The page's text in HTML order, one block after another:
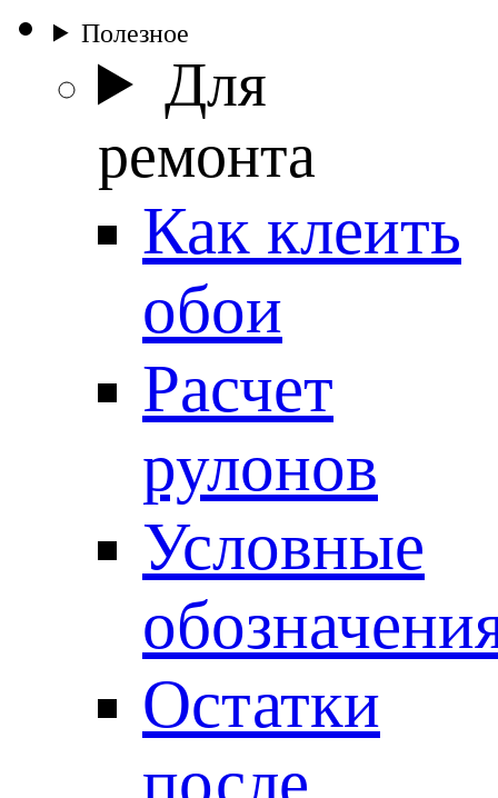
Полезное
Для
ремонта
Как клеить
обои
Расчет
рулонов
Условные
Остатки
после